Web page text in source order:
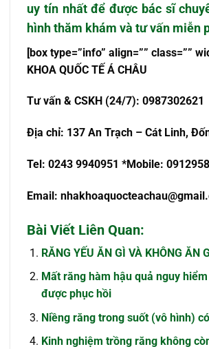
uy tín nhất để được bác sĩ
hình thăm khám và tư vấn miễn
[box type=”info” align=”” class=””
KHOA QUỐC TẾ Á CHÂU
Tưvấn & CSKH (24/7): 0987302621
Địa chỉ: 137 An Trạch – Cát Linh,
Tel: 0243 9940951 *Mobile:
Email:
Bài Viết Liên Quan:
RĂNG YẾU ĂN GÌ VÀ KHÔNG ĂN
Mất răng hàm hậu quả nguy
được phục hồi
Niềng răng trong suốt (vô hình)
Kinh nghiệm trồng răng không